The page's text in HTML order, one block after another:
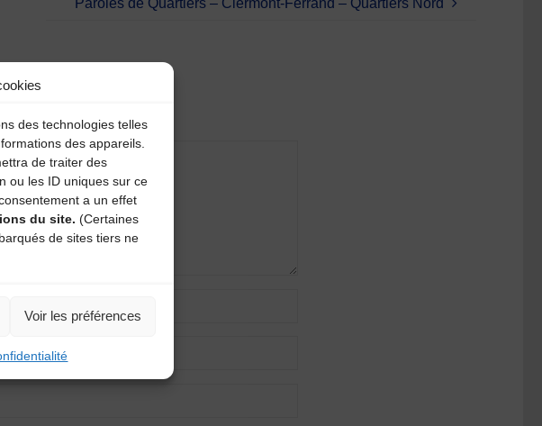
des technologies telles
des appareils.
de traiter des
ou les ID uniques sur ce
a un effet
du site. (Certaines
de sites tiers ne
Voir les préférences